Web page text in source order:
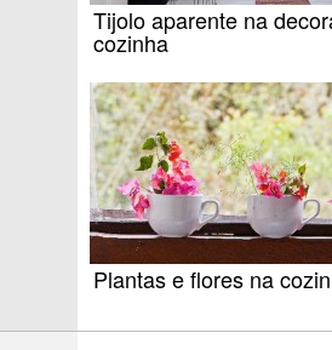
Tijolo aparente na
cozinha
Plantas e flores na